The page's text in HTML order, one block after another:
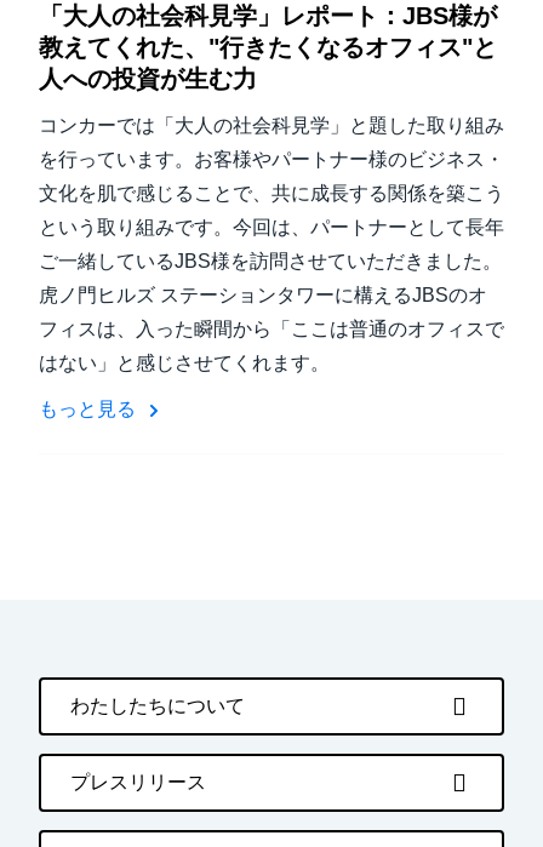
「大人の社会科見学」レポート：JBS様が
教えてくれた、"行きたくなるオフィス"と
人への投資が生む力
コンカーでは「大人の社会科見学」と題した取り組み
を行っています。お客様やパートナー様のビジネス・
文化を肌で感じることで、共に成長する関係を築こう
という取り組みです。今回は、パートナーとして長年
ご一緒しているJBS様を訪問させていただきました。
虎ノ門ヒルズ ステーションタワーに構えるJBSのオ
フィスは、入った瞬間から「ここは普通のオフィスで
はない」と感じさせてくれます。
もっと見る
わたしたちについて
プレスリリース